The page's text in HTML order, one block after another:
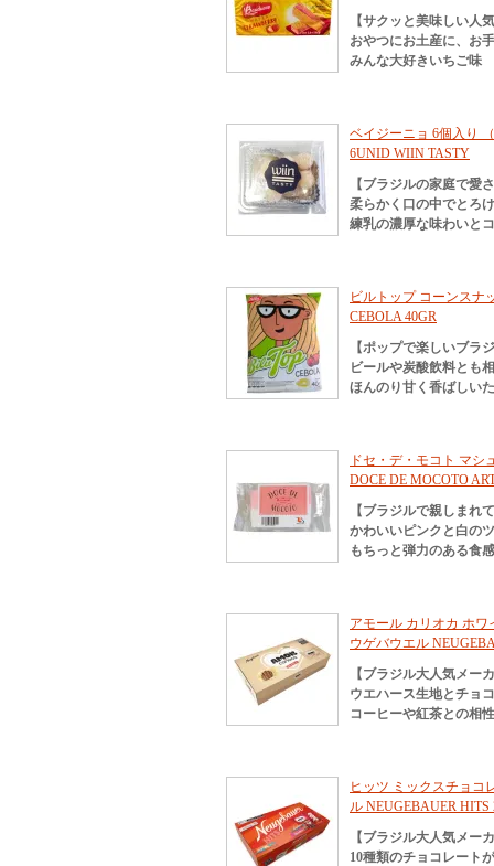
【サクッと美味しい人
おやつにお土産に、お
みんな大好きいちご味
ベイジーニョ 6個入り
6UNID WIIN TASTY
【ブラジルの家庭で愛
柔らかく口の中でとろ
練乳の濃厚な味わいと
ビルトップ コーンスナ
CEBOLA 40GR
【ポップで楽しいブラ
ビールや炭酸飲料とも
ほんのり甘く香ばしい
ドセ・デ・モコト マシ
DOCE DE MOCOTO
【ブラジルで親しまれ
かわいいピンクと白の
もちっと弾力のある食
アモール カリオカ ホワ
ウゲバウエル
【ブラジル大人気メー
ウエハース生地とチョ
コーヒーや紅茶との相
ヒッツ ミックスチョコ
ル NEUGEBAUER
【ブラジル大人気メー
10種類のチョコレート